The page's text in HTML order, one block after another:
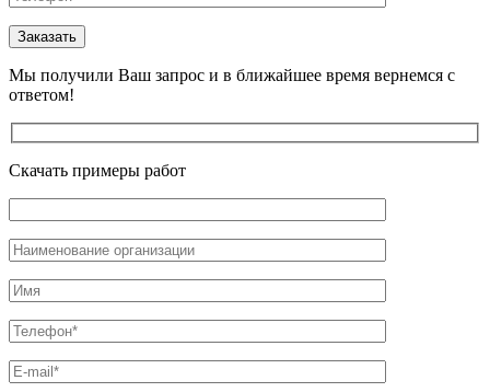
Мы получили Ваш запрос и в ближайшее время вернемся с
ответом!
Скачать примеры работ